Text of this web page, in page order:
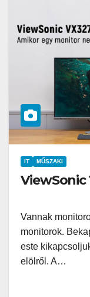
IT MŰSZAKI
ViewSonic
Vannak
monitorok.
este
elölről. A…